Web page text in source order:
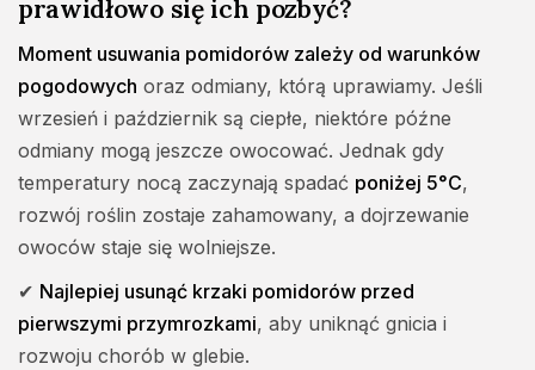
prawidłowo się ich pozbyć?
Moment usuwania pomidorów zależy od warunków
pogodowych oraz odmiany, którą uprawiamy. Jeśli
wrzesień i październik są ciepłe, niektóre późne
odmiany mogą jeszcze owocować. Jednak gdy
temperatury nocą zaczynają spadać poniżej 5°C,
rozwój roślin zostaje zahamowany, a dojrzewanie
owoców staje się wolniejsze.
✔ Najlepiej usunąć krzaki pomidorów przed
pierwszymi przymrozkami, aby uniknąć gnicia i
rozwoju chorób w glebie.